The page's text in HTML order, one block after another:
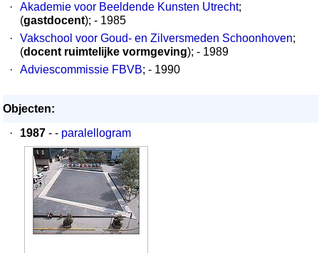
·
Akademie voor Beeldende Kunsten Utrecht;
(gastdocent); - 1985
·
Vakschool voor Goud- en Zilversmeden Schoonhoven;
(docent ruimtelijke vormgeving); - 1989
·
Adviescommissie FBVB; - 1990
Objecten:
·
1987 - - paralellogram